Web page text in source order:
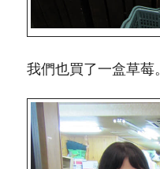
我們也買了一盒草莓。